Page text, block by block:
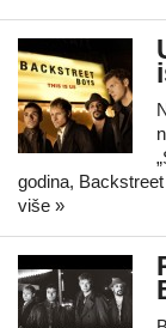
godina,
više »